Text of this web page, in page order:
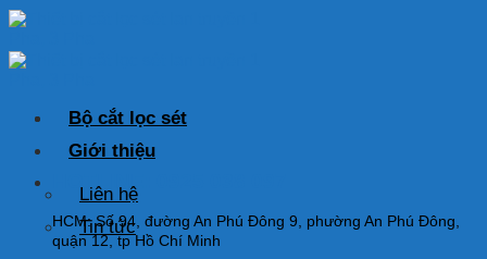
Skip
content
HOTLINE: 0925 038 097
HCM: Số 94, đường An Phú Đông 9, phường An Phú Đông,
quận 12, tp Hồ Chí Minh
Bộ cắt lọc sét
Giới thiệu
Liên hệ
Tin tức